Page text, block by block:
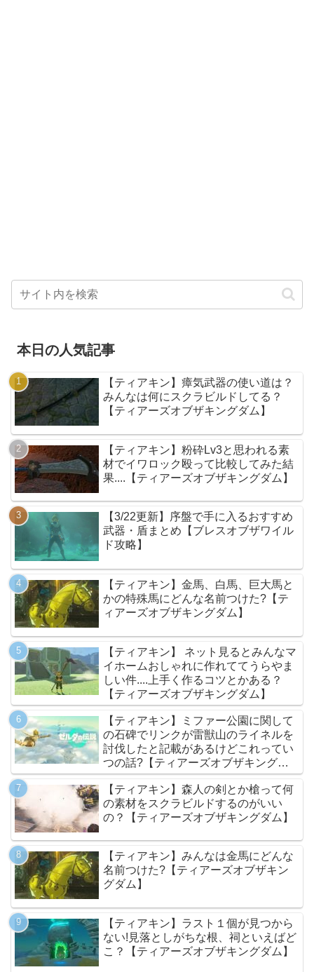
本日の人気記事
【ティアキン】瘴気武器の使い道は？
みんなは何にスクラビルドしてる？
【ティアーズオブザキングダム】
【ティアキン】粉砕Lv3と思われる素
材でイワロック殴って比較してみた結
果....【ティアーズオブザキングダム】
【3/22更新】序盤で手に入るおすすめ
武器・盾まとめ【ブレスオブザワイル
ド攻略】
【ティアキン】金馬、白馬、巨大馬と
かの特殊馬にどんな名前つけた?【テ
ィアーズオブザキングダム】
【ティアキン】 ネット見るとみんなマ
イホームおしゃれに作れててうらやま
しい件....上手く作るコツとかある？
【ティアーズオブザキングダム】
【ティアキン】ミファー公園に関して
の石碑でリンクが雷獣山のライネルを
討伐したと記載があるけどこれってい
つの話?【ティアーズオブザキングダ
ム】
【ティアキン】森人の剣とか槍って何
の素材をスクラビルドするのがいい
の？【ティアーズオブザキングダム】
【ティアキン】みんなは金馬にどんな
名前つけた?【ティアーズオブザキン
グダム】
【ティアキン】ラスト１個が見つから
ない!見落としがちな根、祠といえばど
こ？【ティアーズオブザキングダム】